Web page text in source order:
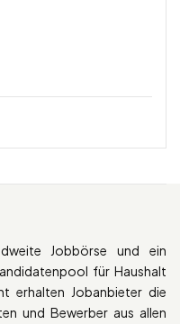
Jobbörse und ein
für Haushalt
erhalten Jobanbieter die
und Bewerber aus allen